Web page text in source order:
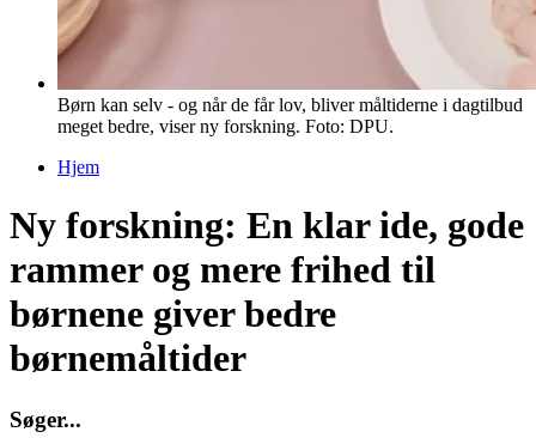
Børn kan selv - og når de får lov, bliver måltiderne i dagtilbud
meget bedre, viser ny forskning. Foto: DPU.
Hjem
Ny forskning: En klar ide, gode
rammer og mere frihed til
børnene giver bedre
børnemåltider
Søger...